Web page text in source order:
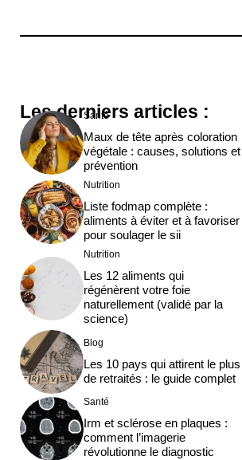
Les derniers articles :
Santé
Maux de tête après coloration
végétale : causes, solutions et
prévention
Nutrition
Liste fodmap complète :
aliments à éviter et à favoriser
pour soulager le sii
Nutrition
Les 12 aliments qui
régénèrent votre foie
naturellement (validé par la
science)
Blog
Les 10 pays qui attirent le plus
de retraités : le guide complet
Santé
Irm et sclérose en plaques :
comment l’imagerie
révolutionne le diagnostic